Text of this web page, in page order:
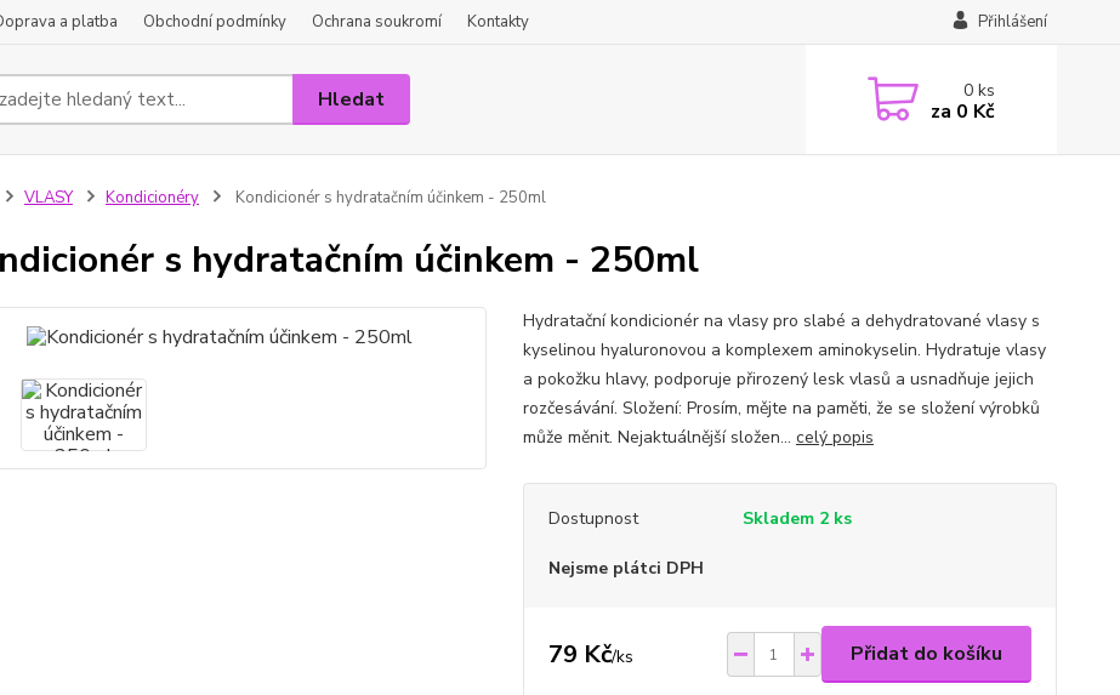
a platba Obchodní podmínky Ochrana soukromí Kontakty Přihlášení
Hledat 0ks
za 0 Kč
VLASY Kondicionéry Kondicionér s hydratačním účinkem - 250ml
s hydratačním účinkem - 250ml
Hydratační kondicionér na vlasy pro slabé a dehydratované vlasy s
kyselinou hyaluronovou a komplexem aminokyselin. Hydratuje vlasy
a pokožku hlavy, podporuje přirozený lesk vlasů a usnadňuje jejich
rozčesávání. Složení: Prosím, mějte na paměti, že se složení výrobků
může měnit. Nejaktuálnější složen... celý popis
Dostupnost Skladem 2 ks
Nejsme plátci DPH
79 Kč/ks Přidat do košíku